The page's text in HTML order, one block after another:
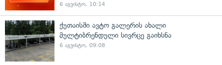
6 აგვისტო, 10:14
ქუთაისში ავტო გალერის ახალი
მულტიბრენდული სივრცე გაიხსნა
6 აგვისტო, 09:08